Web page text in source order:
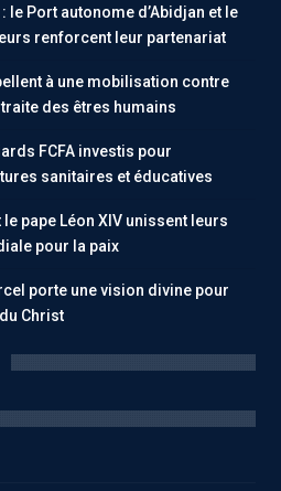
Port autonome d’Abidjan et le
renforcent leur partenariat
à une mobilisation contre
des êtres humains
FCFA investis pour
sanitaires et éducatives
pape Léon XIV unissent leurs
pour la paix
porte une vision divine pour
Christ